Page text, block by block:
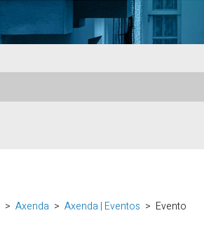
Axenda Axenda | Eventos Evento